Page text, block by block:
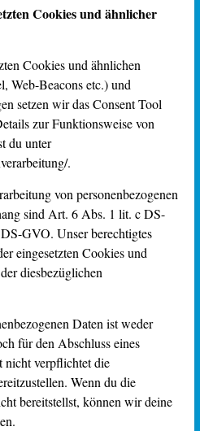
Cookies und ähnlicher
Cookies und ähnlichen
Web-Beacons etc.) und
setzen wir das Consent Tool
zur Funktionsweise von
du unter
.
von personenbezogenen
sind Art. 6 Abs. 1 lit. c DS-
GVO. Unser berechtigtes
eingesetzten Cookies und
diesbezüglichen
Daten ist weder
für den Abschluss eines
nicht verpflichtet die
Wenn du die
bereitstellst, können wir deine